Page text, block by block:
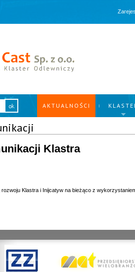
AKTUALNOŚCI
Klastra
Klastra i Inijcatyw na bieżąco z